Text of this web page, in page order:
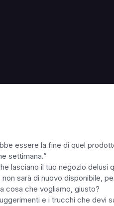
essere la fine di quel
settimana.”
lasciano il tuo negozio delusi
sarà di nuovo disponibile,
cosa che vogliamo, giusto?
e i trucchi che devi